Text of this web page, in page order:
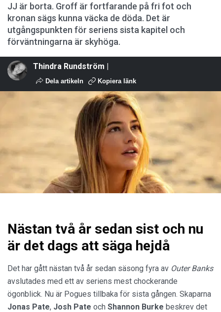
JJ är borta. Groff är fortfarande på fri fot och
kronan sägs kunna väcka de döda. Det är
utgångspunkten för seriens sista kapitel och
förväntningarna är skyhöga.
Thindra Rundström |
Dela artikeln Kopiera länk
Nästan två år sedan sist och nu
är det dags att säga hejdå
Det har gått nästan två år sedan säsong fyra av Outer Banks
avslutades med ett av seriens mest chockerande
ögonblick. Nu är Pogues tillbaka för sista gången. Skaparna
Jonas Pate, Josh Pate och Shannon Burke beskrev det